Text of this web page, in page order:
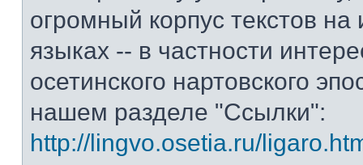
огромный корпус текстов на
языках -- в частности
осетинского нартовского
нашем разделе "Ссылки":
http://lingvo.osetia.ru/